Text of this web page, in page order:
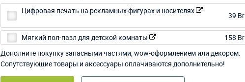
Цифровая печать на рекламных фигурах и носителях
39 Br
Мягкий пол-пазл для детской комнаты
158 Br
Дополните покупку запасными частями, wow-оформлением или декором.
Сопутствующие товары и аксессуары оплачиваются дополнительно!